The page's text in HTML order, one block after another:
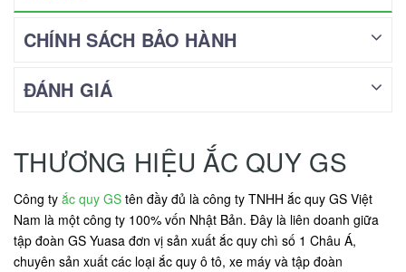
CHÍNH SÁCH BẢO HÀNH
ĐÁNH GIÁ
THƯƠNG HIỆU ẮC QUY GS
Công ty ắc quy GS tên đầy đủ là công ty TNHH ắc quy GS Việt
Nam là một công ty 100% vốn Nhật Bản. Đây là liên doanh giữa
tập đoàn GS Yuasa đơn vị sản xuất ắc quy chì số 1 Châu Á,
chuyên sản xuất các loại ắc quy ô tô, xe máy và tập đoàn